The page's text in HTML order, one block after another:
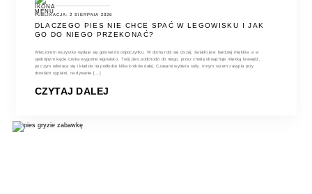
PUBLIKACJA: 2 SIERPNIA 2026
DLACZEGO PIES NIE CHCE SPAĆ W LEGOWISKU I JAK
GO DO NIEGO PRZEKONAĆ?
Wieczorem wszystko wydaje się gotowe do odpoczynku. W domu robi się ciszej, światło jest bardziej miękkie, a w
spokojnym kącie czeka wygodne legowisko. Twój pies podchodzi do niego, przez chwilę obwąchuje miękką krawędź,
po czym odwraca się i kładzie na podłodze kilka kroków dalej. Czasami wybiera sofę. Innym razem zasypia przy
drzwiach sypialni, na dywanie [...]
CZYTAJ DALEJ